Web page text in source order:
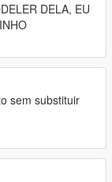
DELA, EU
sem substituir